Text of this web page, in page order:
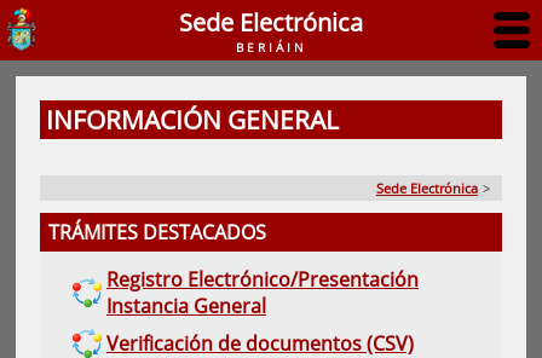
Sede Electrónica
BERIÁIN
INFORMACIÓN GENERAL
Sede Electrónica >
TRÁMITES DESTACADOS
Registro Electrónico/Presentación
Instancia General
Verificación de documentos (CSV)